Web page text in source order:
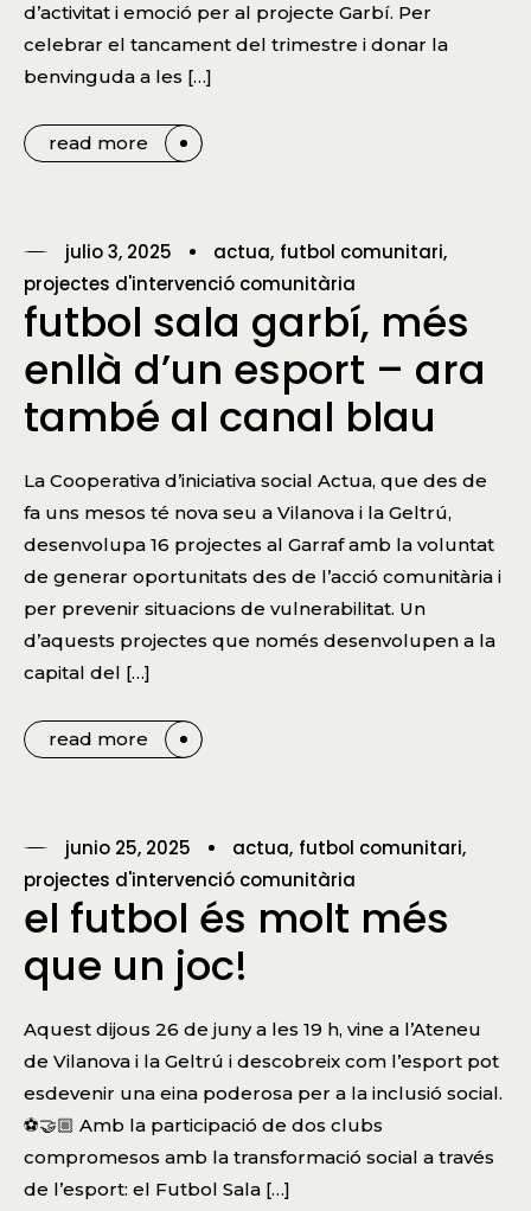
d’activitat i emoció per al projecte Garbí. Per
celebrar el tancament del trimestre i donar la
benvinguda a les […]
read more
julio 3, 2025 actua futbol comunitari
projectes d'intervenció comunitària
futbol sala garbí, més
enllà d’un esport – ara
també al canal blau
La Cooperativa d’iniciativa social Actua, que des de
fa uns mesos té nova seu a Vilanova i la Geltrú,
desenvolupa 16 projectes al Garraf amb la voluntat
de generar oportunitats des de l’acció comunitària i
per prevenir situacions de vulnerabilitat. Un
d’aquests projectes que només desenvolupen a la
capital del […]
read more
junio 25, 2025 actua futbol comunitari
projectes d'intervenció comunitària
el futbol és molt més
que un joc!
Aquest dijous 26 de juny a les 19 h, vine a l’Ateneu
de Vilanova i la Geltrú i descobreix com l’esport pot
esdevenir una eina poderosa per a la inclusió social.
⚽🤝🏼 Amb la participació de dos clubs
compromesos amb la transformació social a través
de l’esport: el Futbol Sala […]